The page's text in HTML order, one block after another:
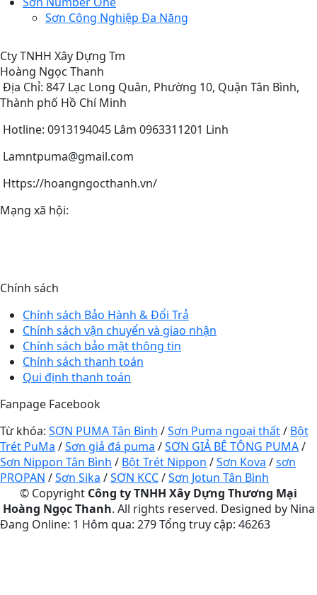
Sơn Công Nghiệp Đa Năng
Cty TNHH Xây Dựng Tm
Hoàng Ngọc Thanh
Địa Chỉ: 847 Lạc Long Quân, Phường 10, Quận Tân Bình,
Thành phố Hồ Chí Minh
Hotline: 0913194045 Lâm 0963311201 Linh
Lamntpuma@gmail.com
Https://hoangngocthanh.vn/
Mạng xã hội:
Chính sách
Chính sách Bảo Hành & Đổi Trả
Chính sách vận chuyển và giao nhận
Chính sách bảo mật thông tin
Chính sách thanh toán
Qui định thanh toán
Fanpage Facebook
Từ khóa: SƠN PUMA Tân Bình /Sơn Puma ngoại thất/ Bột
Trét PuMa /Sơn giả đá puma /SƠN GIẢ BÊ TÔNG PUMA/
Sơn Nippon Tân Bình / Bột Trét Nippon /Sơn Kova /sơn
PROPAN /Sơn Sika /SƠN KCC/Sơn Jotun Tân Bình
© Copyright Công ty TNHH Xây Dựng Thương Mại
Hoàng Ngọc Thanh. All rights reserved. Designed by Nina
Đang Online: 1 Hôm qua: 279Tổng truy cập: 46263